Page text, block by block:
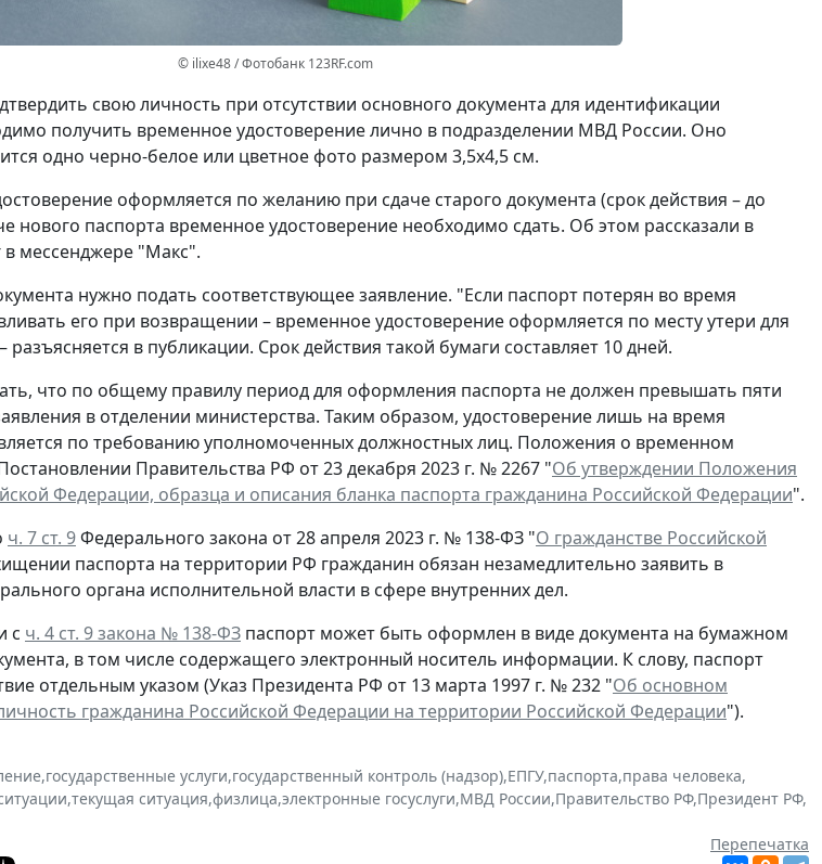
© ilixe48 / Фотобанк 123RF.com
свою личность при отсутствии основного документа для идентификации
получить временное удостоверение лично в подразделении МВД России. Оно
одно черно-белое или цветное фото размером 3,5x4,5 см.
оформляется по желанию при сдаче старого документа (срок действия – до
нового паспорта временное удостоверение необходимо сдать. Об этом рассказали в
в мессенджере "Макс".
нужно подать соответствующее заявление. "Если паспорт потерян во время
его при возвращении – временное удостоверение оформляется по месту утери для
разъясняется в публикации. Срок действия такой бумаги составляет 10 дней.
что по общему правилу период для оформления паспорта не должен превышать пяти
в отделении министерства. Таким образом, удостоверение лишь на время
по требованию уполномоченных должностных лиц. Положения о временном
Правительства РФ от 23 декабря 2023 г. № 2267 "Об утверждении Положения
Федерации, образца и описания бланка паспорта гражданина Российской Федерации".
ч. 7 ст. 9Федерального закона от 28 апреля 2023 г. № 138-ФЗ "О гражданстве Российской
паспорта на территории РФ гражданин обязан незамедлительно заявить в
органа исполнительной власти в сфере внутренних дел.
с ч. 4 ст. 9 закона № 138-ФЗ паспорт может быть оформлен в виде документа на бумажном
в том числе содержащего электронный носитель информации. К слову, паспорт
отдельным указом (Указ Президента РФ от 13 марта 1997 г. № 232 "Об основном
гражданина Российской Федерации на территории Российской Федерации").
,государственные услуги,государственный контроль (надзор),ЕПГУ,паспорта,права человека,
,текущая ситуация,физлица,электронные госуслуги,МВД России,Правительство РФ,Президент РФ,
Перепечатка